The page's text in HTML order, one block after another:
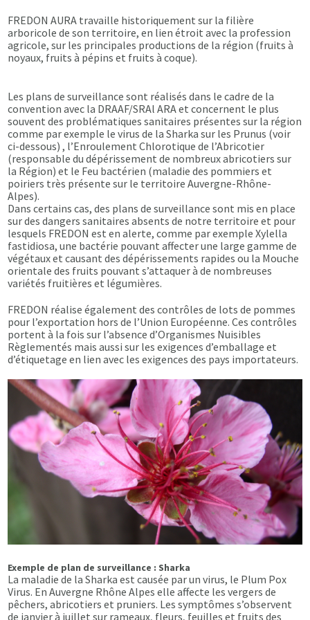
FREDON AURA travaille historiquement sur la filière
arboricole de son territoire, en lien étroit avec la profession
agricole, sur les principales productions de la région (fruits à
noyaux, fruits à pépins et fruits à coque).
Les plans de surveillance sont réalisés dans le cadre de la
convention avec la DRAAF/SRAl ARA et concernent le plus
souvent des problématiques sanitaires présentes sur la région
comme par exemple le virus de la Sharka sur les Prunus (voir
ci-dessous) , l’Enroulement Chlorotique de l’Abricotier
(responsable du dépérissement de nombreux abricotiers sur
la Région) et le Feu bactérien (maladie des pommiers et
poiriers très présente sur le territoire Auvergne-Rhône-
Alpes).
Dans certains cas, des plans de surveillance sont mis en place
sur des dangers sanitaires absents de notre territoire et pour
lesquels FREDON est en alerte, comme par exemple Xylella
fastidiosa, une bactérie pouvant affecter une large gamme de
végétaux et causant des dépérissements rapides ou la Mouche
orientale des fruits pouvant s’attaquer à de nombreuses
variétés fruitières et légumières.
FREDON réalise également des contrôles de lots de pommes
pour l’exportation hors de l’Union Européenne. Ces contrôles
portent à la fois sur l’absence d’Organismes Nuisibles
Règlementés mais aussi sur les exigences d’emballage et
d’étiquetage en lien avec les exigences des pays importateurs.
Exemple de plan de surveillance : Sharka
La maladie de la Sharka est causée par un virus, le Plum Pox
Virus. En Auvergne Rhône Alpes elle affecte les vergers de
pêchers, abricotiers et pruniers. Les symptômes s’observent
de janvier à juillet sur rameaux, fleurs, feuilles et fruits des